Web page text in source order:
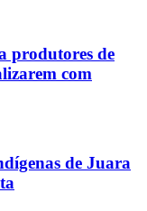
produtores de
com
de Juara